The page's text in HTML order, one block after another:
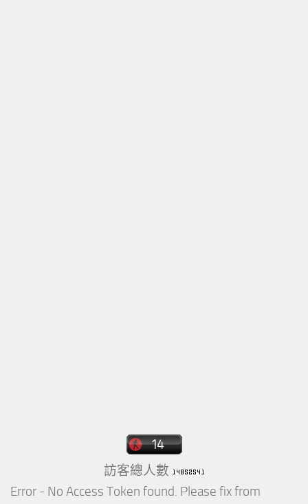
訪客總人數
Error - No Access Token found. Please fix from